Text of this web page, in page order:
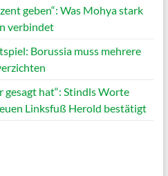
geben“: Was Mohya stark
verbindet
Borussia muss mehrere
gesagt hat“: Stindls Worte
Linksfuß Herold bestätigt